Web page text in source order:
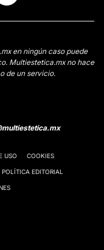
en ningún caso puede
Multiestetica.mx no hace
de un servicio.
USO COOKIES
POLÍTICA EDITORIAL